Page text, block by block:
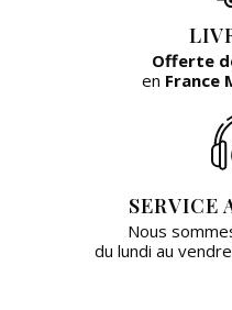
Offerte
en France
SERVICE
Nous
du lundi au